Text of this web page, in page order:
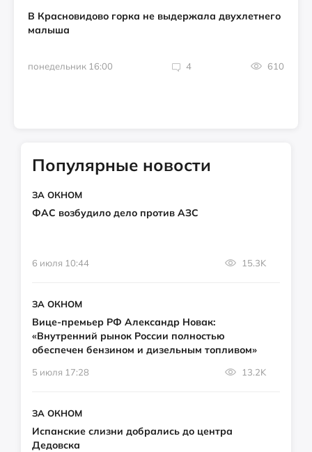
В Красновидово горка не выдержала двухлетнего
малыша
понедельник 16:00 4 610
Популярные новости
ЗА ОКНОМ
ФАС возбудило дело против АЗС
6 июля 10:44 15.3K
ЗА ОКНОМ
Вице-премьер РФ Александр Новак:
«Внутренний рынок России полностью
обеспечен бензином и дизельным топливом»
5 июля 17:28 13.2K
ЗА ОКНОМ
Испанские слизни добрались до центра
Дедовска